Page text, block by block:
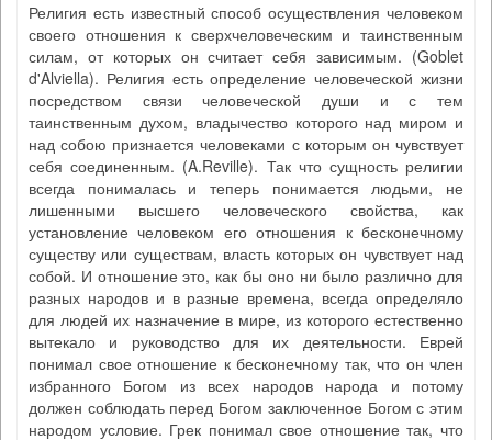
Религия есть известный способ осуществления человеком
своего отношения к сверхчеловеческим и таинственным
силам, от которых он считает себя зависимым. (Goblet
d'Alviella). Религия есть определение человеческой жизни
посредством связи человеческой души и с тем
таинственным духом, владычество которого над миром и
над собою признается человеками с которым он чувствует
себя соединенным. (A.Reville). Так что сущность религии
всегда понималась и теперь понимается людьми, не
лишенными высшего человеческого свойства, как
установление человеком его отношения к бесконечному
существу или существам, власть которых он чувствует над
собой. И отношение это, как бы оно ни было различно для
разных народов и в разные времена, всегда определяло
для людей их назначение в мире, из которого естественно
вытекало и руководство для их деятельности. Еврей
понимал свое отношение к бесконечному так, что он член
избранного Богом из всех народов народа и потому
должен соблюдать перед Богом заключенное Богом с этим
народом условие. Грек понимал свое отношение так, что